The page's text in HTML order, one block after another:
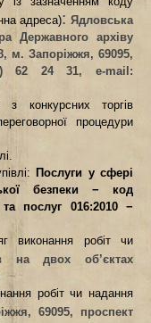
адреса): Ядловська
Державного архіву
м. Запоріжжя, 69095,
62 24 31, е-mail :
конкурсних торгів
процедури
: Послуги у сфері
безпеки − код
та послуг 016:2010 −
виконання робіт чи
надвохоб’єктах
робіт чи надання
69095, проспект